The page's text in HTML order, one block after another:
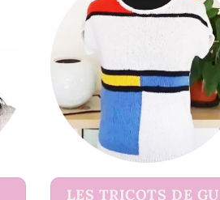
produit
LES TRICOTS DE